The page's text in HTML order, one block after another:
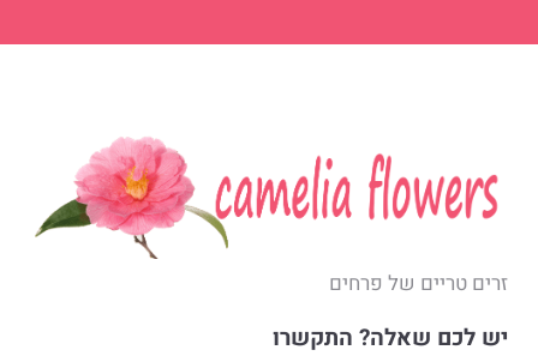
זרים טריים של פרחים
יש לכם שאלה? התקשרו